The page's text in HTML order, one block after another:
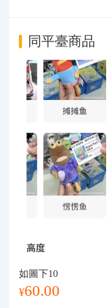
同平臺商品
如圖下10
¥60.00